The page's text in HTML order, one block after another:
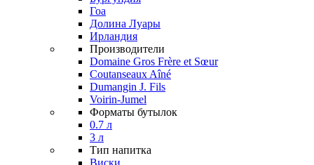
Гоа
Долина Луары
Ирландия
Производители
Domaine Gros Frère et Sœur
Coutanseaux Aîné
Dumangin J. Fils
Voirin-Jumel
Форматы бутылок
0.7 л
3 л
Тип напитка
Виски